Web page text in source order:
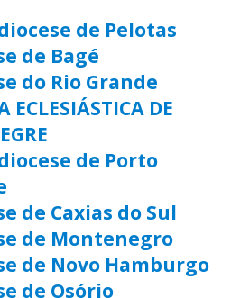
de Pelotas
de Bagé
do Rio Grande
ECLESIÁSTICA DE
de Porto
de Caxias do Sul
de Montenegro
de Novo Hamburgo
de Osório